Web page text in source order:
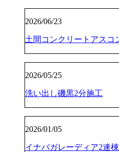
2026/06/23
土間コンクリートアスコ
2026/05/25
洗い出し磯黒2分施工
2026/01/05
イナバガレーディア2連